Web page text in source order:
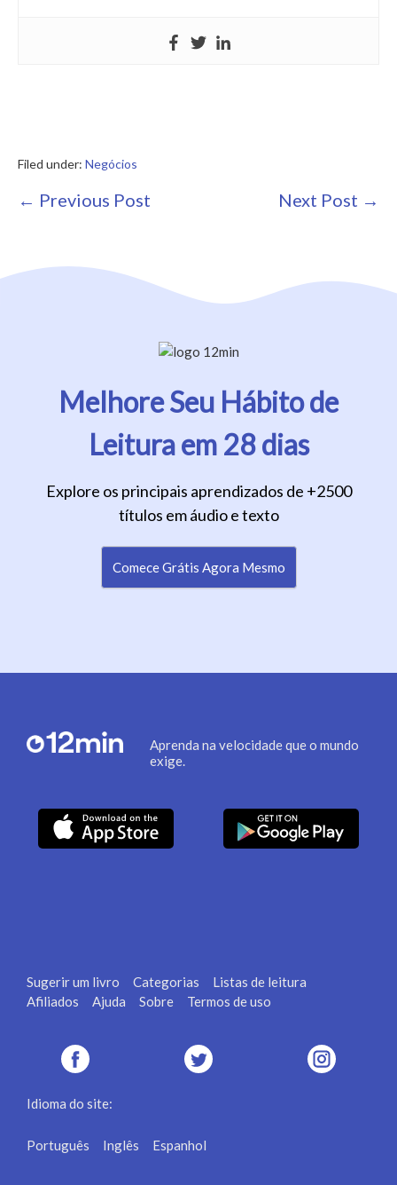
Filed under: Negócios
Post
← Previous Post Next Post →
Melhore Seu Hábito de
Leitura em 28 dias
Explore os principais aprendizados de +2500
títulos em áudio e texto
Comece Grátis Agora Mesmo
Aprenda na velocidade que o mundo
exige.
Sugerir um livro Categorias
Listas de leitura
Afiliados
Ajuda Sobre Termos de uso
Idioma do site:
Português Inglês Espanhol